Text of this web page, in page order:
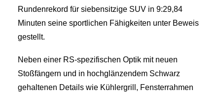
Rundenrekord für siebensitzige SUV in 9:29,84
Minuten seine sportlichen Fähigkeiten unter Beweis
gestellt.
Neben einer RS-spezifischen Optik mit neuen
Stoßfängern und in hochglänzendem Schwarz
gehaltenen Details wie Kühlergrill, Fensterrahmen